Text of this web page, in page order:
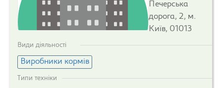
Печерська
дорога, 2, м.
Київ, 01013
Види діяльності
Виробники кормів
Типи техніки